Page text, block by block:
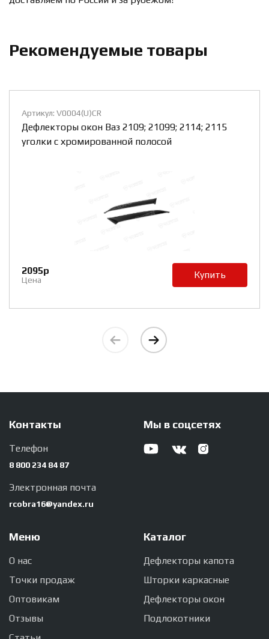
Рекомендуемые товары
Артикул: CTB0004(R)ZS
Каркасные шторки Ваз 2109; 21099; 2114; 2115 на
заднее стекло
2200р Купить
Контакты
Телефон
8 800 234 84 87
Электронная почта
rcobra16@yandex.ru
Мы в соцсетях
Меню
О нас
Точки продаж
Оптовикам
Отзывы
Каталог
Дефлекторы капота
Шторки каркасные
Дефлекторы окон
Подлокотники